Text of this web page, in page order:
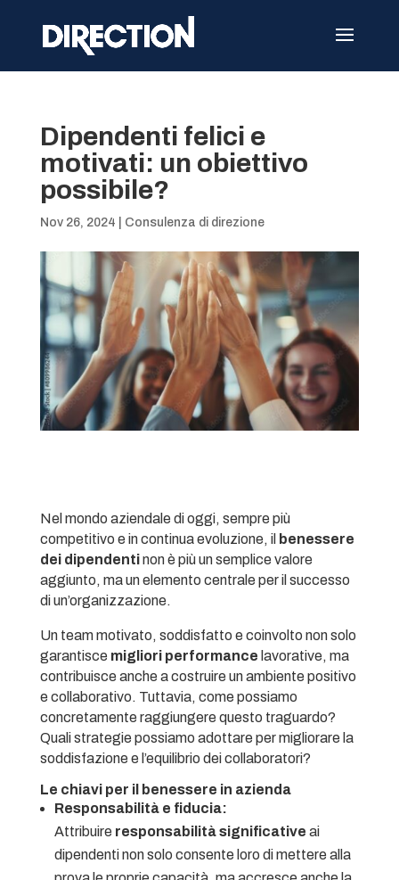
Dipendenti felici e
motivati: un obiettivo
possibile?
Nov 26, 2024 Consulenza di direzione
Nel mondo aziendale di oggi, sempre più
competitivo e in continua evoluzione, il benessere
dei dipendentinon è più un semplice valore
aggiunto, ma un elemento centrale per il successo
di un’organizzazione.
Un team motivato, soddisfatto e coinvolto non solo
garantiscemigliori performance lavorative, ma
contribuisce anche a costruire un ambiente positivo
e collaborativo. Tuttavia, come possiamo
concretamente raggiungere questo traguardo?
Quali strategie possiamo adottare per migliorare la
soddisfazione e l’equilibrio dei collaboratori?
Le chiavi per il benessere in azienda
Responsabilità e fiducia:
Attribuire responsabilità significative ai
dipendenti non solo consente loro di mettere alla